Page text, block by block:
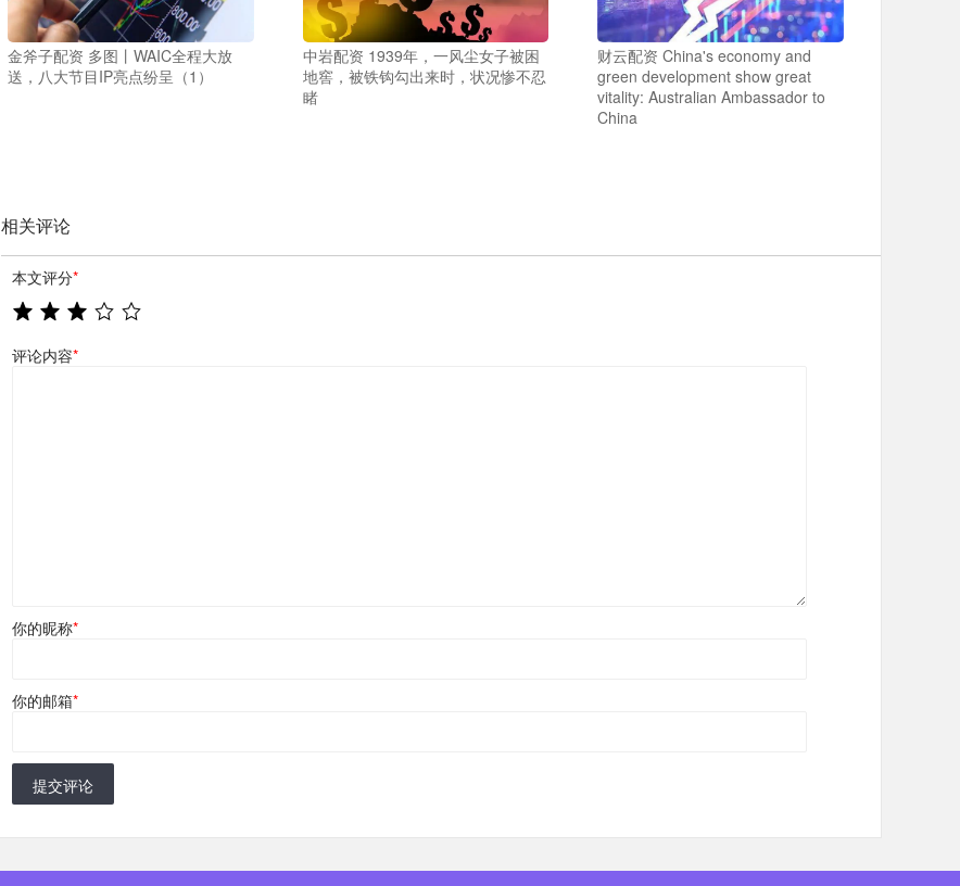
金斧子配资 多图丨WAIC全程大放
送，八大节目IP亮点纷呈（1）
中岩配资 1939年，一风尘女子被困
地窖，被铁钩勾出来时，状况惨不忍
睹
财云配资 China's economy and
green development show great
vitality: Australian Ambassador to
China
相关评论
本文评分*
评论内容*
你的昵称*
你的邮箱*
提交评论